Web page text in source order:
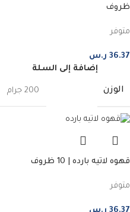
ظروف
متوفر
36.37 ر.س
إضافة إلى السلة
الوزن 200 جرام
قهوه لاتيه بارده | 10 ظروف
متوفر